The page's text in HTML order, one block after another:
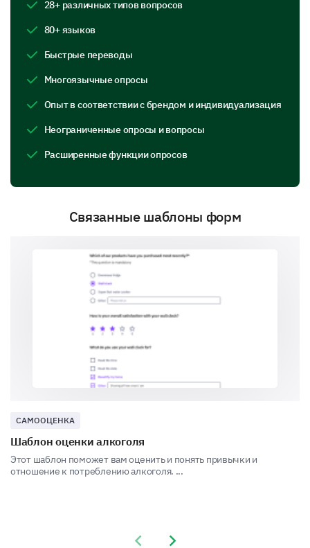
skilled?
Artistic Activities and Tasks
Determining your preference for work that involves
What kind of artistic activities do you enjoy?
Dance or drama
Creative writing
Graphic design
28+ различных типов вопросов
80+ языков
Быстрые переводы
Многоязычные опросы
Опыт в соответствии с брендом и индивидуализация
Неограниченные опросы и вопросы
Расширенные функции опросов
Связанные шаблоны форм
САМООЦЕНКА
Шаблон оценки алкоголя
Этот шаблон поможет вам оценить и понять привычки и
отношение к потреблению алкоголя. ...
Previous slide
Next slide